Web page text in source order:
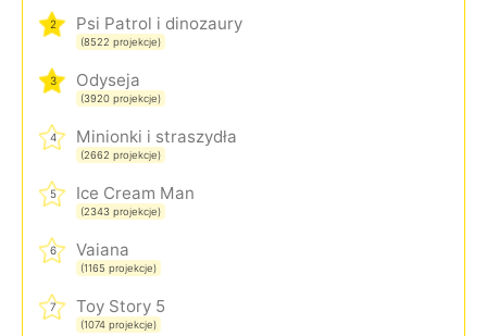
2 Psi Patrol i dinozaury
(8522 projekcje)
3 Odyseja
(3920 projekcje)
4 Minionki i straszydła
(2662 projekcje)
5 Ice Cream Man
(2343 projekcje)
6 Vaiana
(1165 projekcje)
7 Toy Story 5
(1074 projekcje)